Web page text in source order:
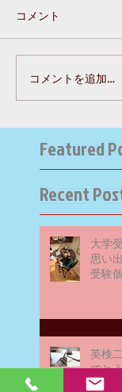
コメント
コメントを追加…
Featured
Recent
大学
思い
受験
英検
でと
塾チ